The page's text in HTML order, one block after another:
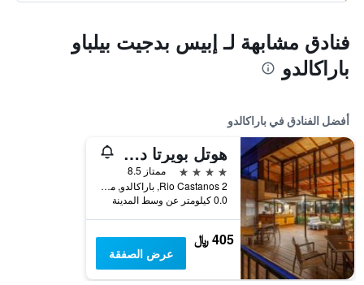
فنادق مشابهة لـ إبيس بدجيت بيلباو
باراكالدو
أفضل الفنادق في باراكالدو
هوتل بويرتا دي بيلباو
4 نجوم
ممتاز 8.5
Rio Castanos 2, باراكالدو, مقاطعة بيسكاي, أسبانيا
0.0 كيلومتر عن وسط المدينة
405 ﷼
عرض الصفقة